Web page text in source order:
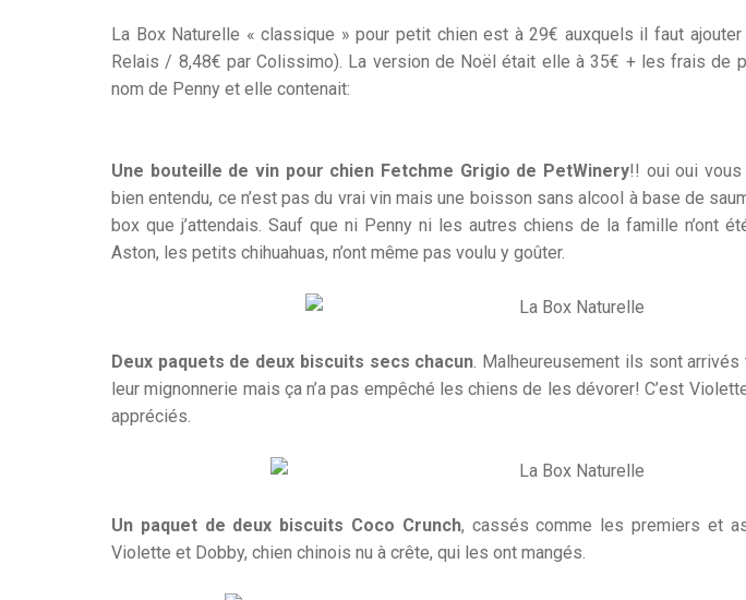
La Box Naturelle « classique » pour petit chien est à 29€ auxquels il faut
Relais / 8,48€ par Colissimo). La version de Noël était elle à 35€ + les frais de
nom de Penny et elle contenait:
Une bouteille de vin pour chien Fetchme Grigio de PetWinery!! oui oui vous
bien entendu, ce n’est pas du vrai vin mais une boisson sans alcool à base de
box que j’attendais. Sauf que ni Penny ni les autres chiens de la famille n’ont
Aston, les petits chihuahuas, n’ont même pas voulu y goûter.
Deux paquets de deux biscuits secs chacun. Malheureusement ils sont
leur mignonnerie mais ça n’a pas empêché les chiens de les dévorer! C’est
appréciés.
Un paquet de deux biscuits Coco Crunch, cassés comme les premiers et
Violette et Dobby, chien chinois nu à crête, qui les ont mangés.